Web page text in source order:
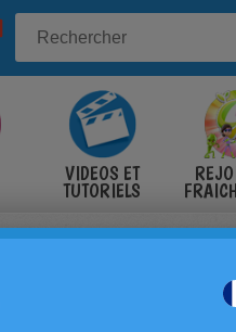
VIDÉOS ET
TUTORIELS